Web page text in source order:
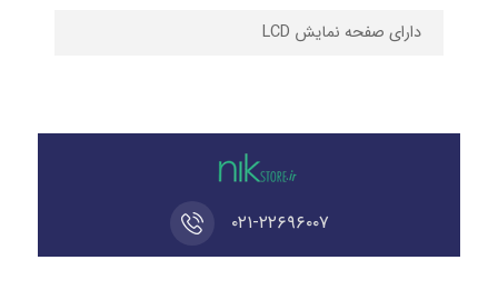
دارای صفحه نمایش LCD
۰۲۱-۲۲۶۹۶۰۰۷